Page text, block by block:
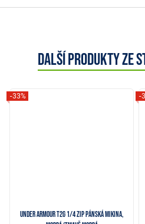
Další produkty ze
Under Armour T2G 1/4 Zip pánská mikina,
-33% -